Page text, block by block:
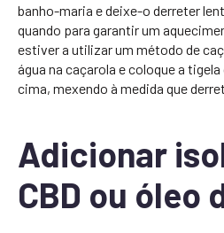
banho-maria e deixe-o derreter
quando para garantir um
estiver a utilizar um método de
água na caçarola e coloque a
cima, mexendo à medida que
Adicionar
CBD ou óleo